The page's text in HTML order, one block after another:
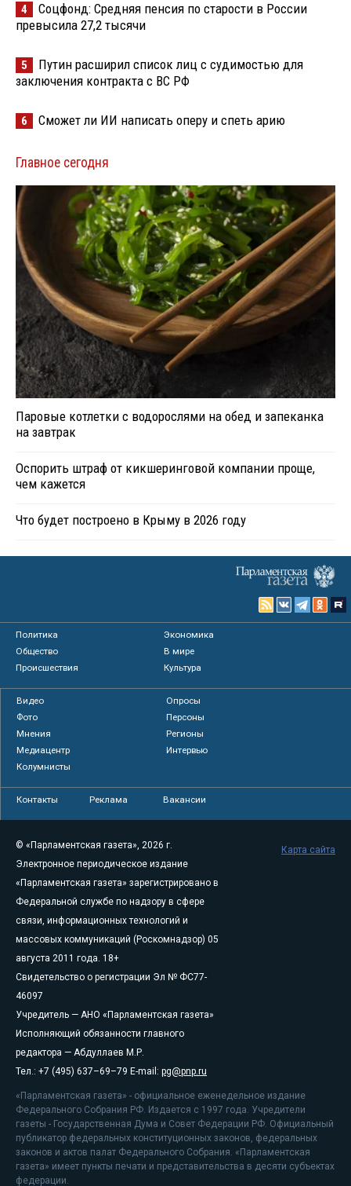
4
Соцфонд: Средняя пенсия по старости в России
превысила 27,2 тысячи
5
Путин расширил список лиц с судимостью для
заключения контракта с ВС РФ
6 Сможет ли ИИ написать оперу и спеть арию
Главное сегодня
Паровые котлетки с водорослями на обед и запеканка
на завтрак
Оспорить штраф от кикшеринговой компании проще,
чем кажется
Что будет построено в Крыму в 2026 году
Политика
Экономика
Общество
В мире
Происшествия
Культура
Видео
Опросы
Фото
Персоны
Мнения
Регионы
Медиацентр
Интервью
Колумнисты
Контакты Реклама Вакансии
© «Парламентская газета», 2026 г.
Электронное периодическое издание
«Парламентская газета» зарегистрировано в
Федеральной службе по надзору в сфере
связи, информационных технологий и
массовых коммуникаций (Роскомнадзор) 05
августа 2011 года. 18+
Свидетельство о регистрации Эл № ФС77-
46097
Учредитель — АНО «Парламентская газета»
Исполняющий обязанности главного
редактора — Абдуллаев М.Р.
Тел.: +7 (495) 637–69–79 E-mail: pg@pnp.ru
«Парламентская газета» - официальное еженедельное издание
Федерального Собрания РФ. Издается с 1997 года. Учредители
газеты - Государственная Дума и Совет Федерации РФ. Официальный
публикатор федеральных конституционных законов, федеральных
законов и актов палат Федерального Собрания. «Парламентская
газета» имеет пункты печати и представительства в десяти субъектах
федерации.
Карта сайта